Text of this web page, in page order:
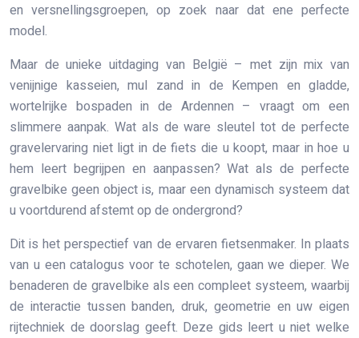
en versnellingsgroepen, op zoek naar dat ene perfecte
model.
Maar de unieke uitdaging van België – met zijn mix van
venijnige kasseien, mul zand in de Kempen en gladde,
wortelrijke bospaden in de Ardennen – vraagt om een
slimmere aanpak. Wat als de ware sleutel tot de perfecte
gravelervaring niet ligt in de fiets die u koopt, maar in hoe u
hem leert begrijpen en aanpassen? Wat als de perfecte
gravelbike geen object is, maar een dynamisch systeem dat
u voortdurend afstemt op de ondergrond?
Dit is het perspectief van de ervaren fietsenmaker. In plaats
van u een catalogus voor te schotelen, gaan we dieper. We
benaderen de gravelbike als een compleet systeem, waarbij
de interactie tussen banden, druk, geometrie en uw eigen
rijtechniek de doorslag geeft. Deze gids leert u niet welke